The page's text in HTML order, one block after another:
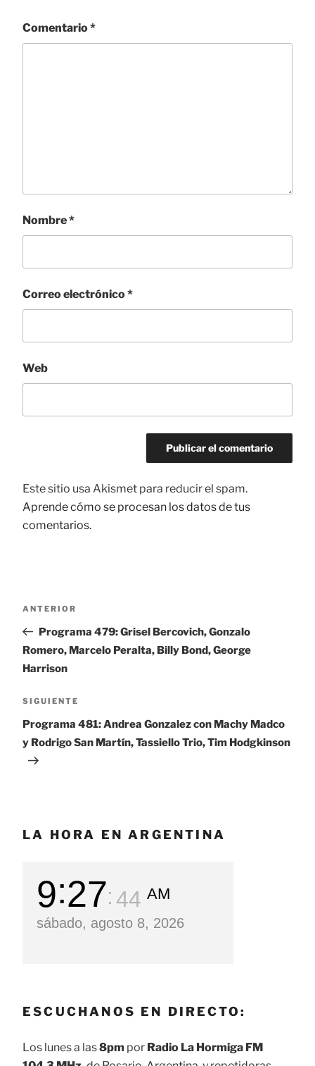
Comentario*
Nombre*
Correo electrónico*
Web
Este sitio usa Akismet para reducir el spam.
Aprende cómo se procesan los datos de tus
comentarios.
entradas
Entrada
anterior:
ANTERIOR
Programa 479: Grisel Bercovich, Gonzalo
Romero, Marcelo Peralta, Billy Bond, George
Harrison
Siguiente
entrada
SIGUIENTE
Programa 481: Andrea Gonzalez con Machy Madco
y Rodrigo San Martín, Tassiello Trio, Tim Hodgkinson
LA HORA EN ARGENTINA
9 27 45 AM
sábado, agosto 8, 2026
ESCUCHANOS EN DIRECTO:
Los lunes a las8pm por Radio La Hormiga FM